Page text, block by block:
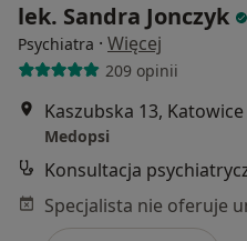
lek. Sandra Jonczyk
Psychiatra · Więcej
209 opinii
Kaszubska 13, Katowice
Medopsi
Konsultacja